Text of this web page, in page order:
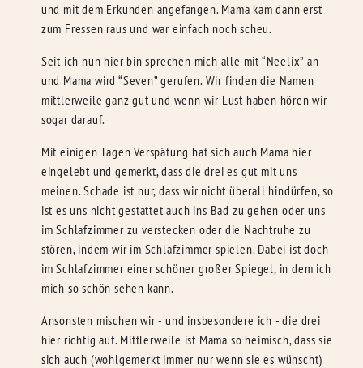
und mit dem Erkunden angefangen. Mama kam dann erst
zum Fressen raus und war einfach noch scheu.
Seit ich nun hier bin sprechen mich alle mit “Neelix” an
und Mama wird “Seven” gerufen. Wir finden die Namen
mittlerweile ganz gut und wenn wir Lust haben hören wir
sogar darauf.
Mit einigen Tagen Verspätung hat sich auch Mama hier
eingelebt und gemerkt, dass die drei es gut mit uns
meinen. Schade ist nur, dass wir nicht überall hindürfen, so
ist es uns nicht gestattet auch ins Bad zu gehen oder uns
im Schlafzimmer zu verstecken oder die Nachtruhe zu
stören, indem wir im Schlafzimmer spielen. Dabei ist doch
im Schlafzimmer einer schöner großer Spiegel, in dem ich
mich so schön sehen kann.
Ansonsten mischen wir - und insbesondere ich - die drei
hier richtig auf. Mittlerweile ist Mama so heimisch, dass sie
sich auch (wohlgemerkt immer nur wenn sie es wünscht)